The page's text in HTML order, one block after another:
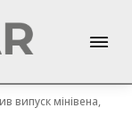
випуск мінівена,